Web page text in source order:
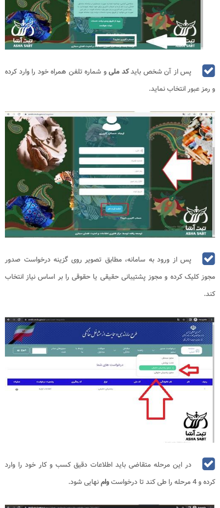
پس از آن شخص بایدکد ملیو شماره تلفن همراه خود را وارد کرده
و رمز عبور انتخاب نماید.
پس از ورود به سامانه، مطابق تصویر روی گزینه درخواست صدور
مجوز کلیک کرده و مجوز پشتیبانی حقیقی یا حقوقی را بر اساس نیاز انتخاب
کند.
در این مرحله متقاضی باید اطلاعات دقیق کسب و کار خود را وارد
کرده و 4 مرحله را طی کند تا درخواست
وامنهایی شود.